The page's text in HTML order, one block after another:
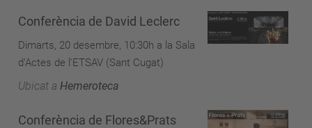
Conferència de David Leclerc
Dimarts, 20 desembre, 10:30h a la Sala
d'Actes de l'ETSAV (Sant Cugat)
Ubicat a Hemeroteca
Conferència de Flores&Prats